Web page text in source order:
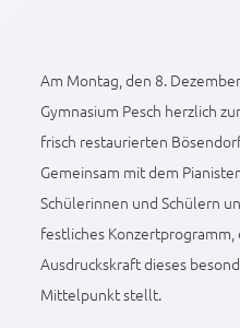
Am Montag, den 8.
Gymnasium Pesch herzlich
frisch restaurierten
Gemeinsam mit dem
Schülerinnen und Schülern
festliches
Ausdruckskraft dieses
Mittelpunkt stellt.